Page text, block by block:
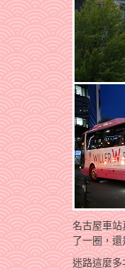
名古屋車
了一圈，
迷路這麼